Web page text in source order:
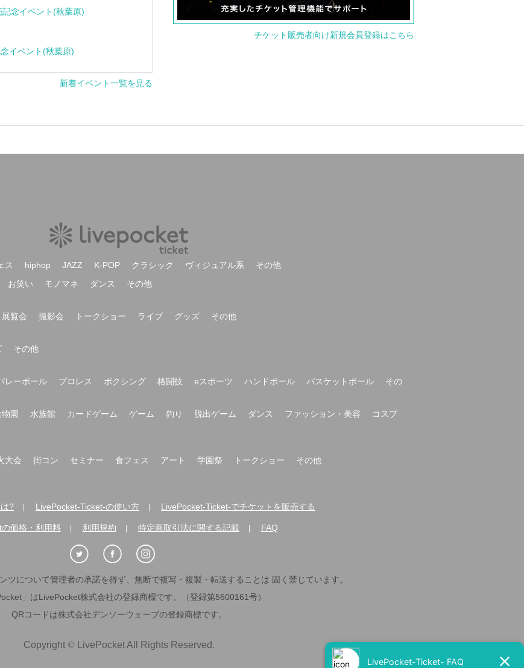
念イベント(秋葉原)
イベント(秋葉原)
新着イベント一覧を見る
チケット販売者向け新規会員登録はこちら
ス hiphop JAZZ K-POP クラシック ヴィジュアル系
その他
お笑い モノマネ ダンス その他
展覧会 撮影会 トークショー ライブ グッズ その他
その他
レーボール プロレス ボクシング 格闘技 eスポーツ ハンドボール バスケットボール
その
園 水族館 カードゲーム ゲーム 釣り 脱出ゲーム ダンス ファッション・美容
コスプ
大会 街コン セミナー 食フェス アート 学園祭 トークショー その他
? LivePocket-Ticket-の使い方 LivePocket-Ticket-でチケットを販売する
価格・利用料 利用規約 特定商取引法に関する記載 FAQ
ツについて管理者の承諾を得ず、無断で複写・複製・転送することは 固く禁じています。
」はLivePocket株式会社の登録商標です。（登録第5600161号）
QRコードは株式会社デンソーウェーブの登録商標です。
Copyright© LivePocket All Rights Reserved.